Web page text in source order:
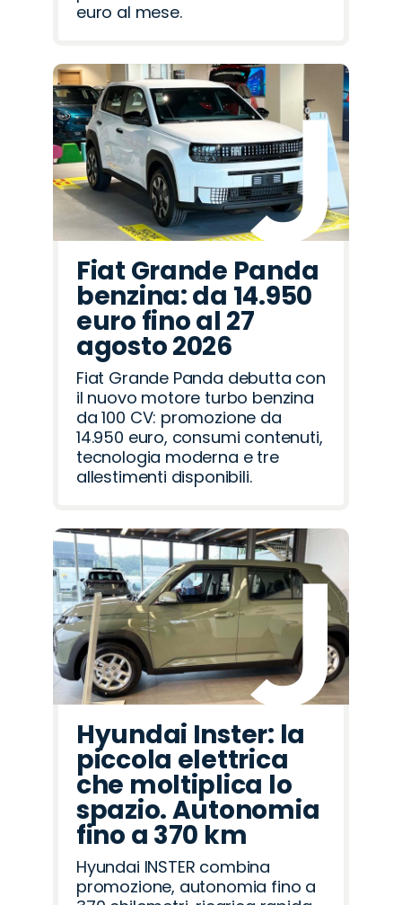
euro al mese.
Fiat Grande Panda
benzina: da 14.950
euro fino al 27
agosto 2026
Fiat Grande Panda debutta con
il nuovo motore turbo benzina
da 100 CV: promozione da
14.950 euro, consumi contenuti,
tecnologia moderna e tre
allestimenti disponibili.
Hyundai Inster: la
piccola elettrica
che moltiplica lo
spazio. Autonomia
fino a 370 km
Hyundai INSTER combina
promozione, autonomia fino a